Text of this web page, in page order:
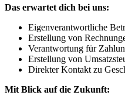
Das erwartet dich bei uns:
Eigenverantwortliche
Erstellung von
Verantwortung für
Erstellung von
Direkter Kontakt zu
Mit Blick auf die Zukunft: